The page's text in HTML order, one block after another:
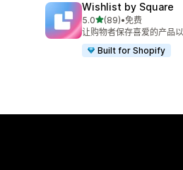
Wishlist by Square
5.0星（满分 5 星）
(89)
总共 89 条评论
•免费
让购物者保存喜爱的产品
Built for Shopify